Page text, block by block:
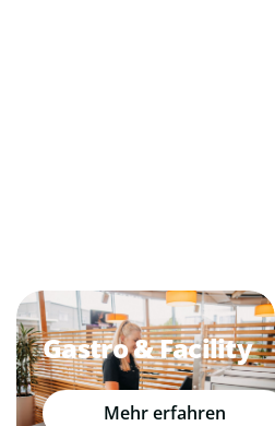
Gastro & Facility
Mehr erfahren